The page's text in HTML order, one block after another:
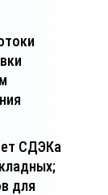
СДЭКа
для